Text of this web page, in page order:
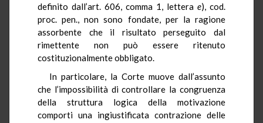
definito dall’art. 606, comma 1, lettera e), cod.
proc. pen., non sono fondate, per la ragione
assorbente che il risultato perseguito dal
rimettente non può essere ritenuto
costituzionalmente obbligato.
In particolare, la Corte muove dall’assunto
che l’impossibilità di controllare la congruenza
della struttura logica della motivazione
comporti una ingiustificata contrazione delle